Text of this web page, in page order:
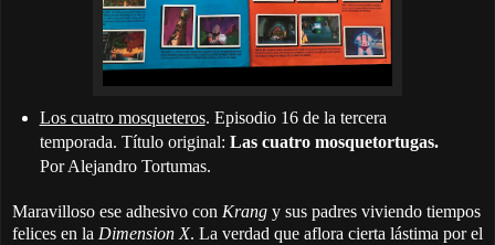
Los cuatro mosqueteros. Episodio 16 de la tercera
temporada. Título original: Las cuatro mosquetortugas.
Por Alejandro Tortumas.
Maravilloso ese adhesivo con Krang y sus padres viviendo tiempos
felices en la Dimension X. La verdad que aflora cierta lástima por el